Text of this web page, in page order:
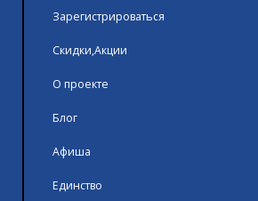
Зарегистрироваться
Скидки,Акции
О проекте
Блог
Афиша
Единство